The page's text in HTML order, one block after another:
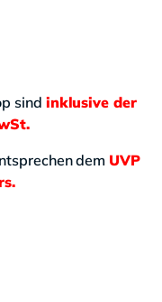
sind inklusive der
dem UVP